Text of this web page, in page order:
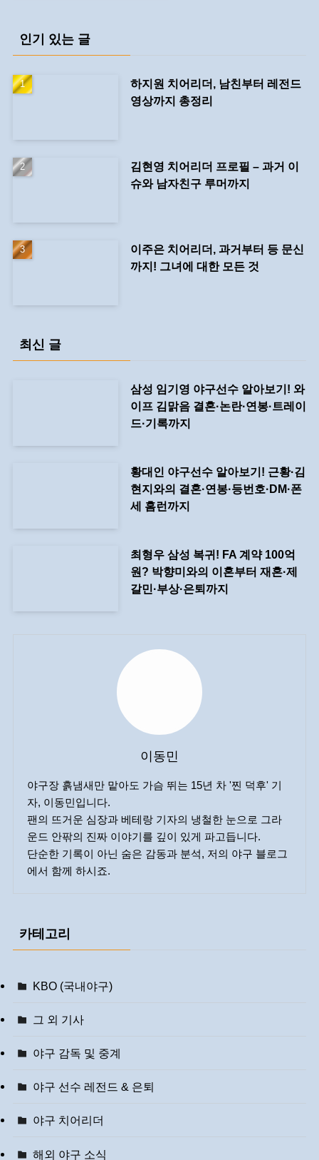
인기 있는 글
하지원 치어리더, 남친부터 레전드
영상까지 총정리
김현영 치어리더 프로필 – 과거 이
슈와 남자친구 루머까지
이주은 치어리더, 과거부터 등 문신
까지! 그녀에 대한 모든 것
최신 글
삼성 임기영 야구선수 알아보기! 와
이프 김맑음 결혼·논란·연봉·트레이
드·기록까지
황대인 야구선수 알아보기! 근황·김
현지와의 결혼·연봉·등번호·DM·폰
세 홈런까지
최형우 삼성 복귀! FA 계약 100억
원? 박향미와의 이혼부터 재혼·제
갈민·부상·은퇴까지
이동민
야구장 흙냄새만 맡아도 가슴 뛰는 15년 차 '찐 덕후' 기
자, 이동민입니다.
팬의 뜨거운 심장과 베테랑 기자의 냉철한 눈으로 그라
운드 안팎의 진짜 이야기를 깊이 있게 파고듭니다.
단순한 기록이 아닌 숨은 감동과 분석, 저의 야구 블로그
에서 함께 하시죠.
카테고리
KBO (국내야구)
그 외 기사
야구 감독 및 중계
야구 선수 레전드 & 은퇴
야구 치어리더
해외 야구 소식